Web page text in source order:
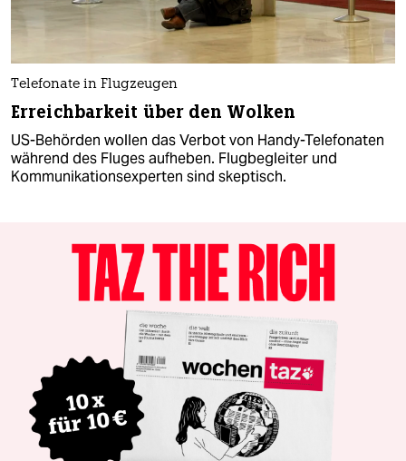
Telefonate in Flugzeugen
Erreichbarkeit über den Wolken
US-Behörden wollen das Verbot von Handy-Telefonaten
während des Fluges aufheben. Flugbegleiter und
Kommunikationsexperten sind skeptisch.